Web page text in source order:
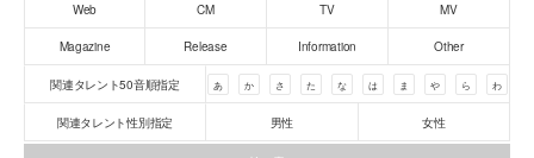
Web CM TV MV
Magazine Release Information Other
関連タレント50音順指定 あ か さ た な は ま や ら わ
関連タレント性別指定 男性 女性